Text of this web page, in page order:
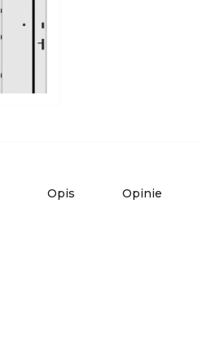
Opis Opinie